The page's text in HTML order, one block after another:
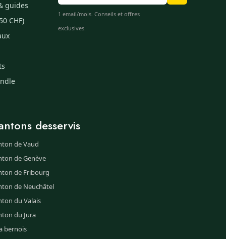
guides
CHF)
1 email/mois. Conseils et offres
exclusives.
desservis
de Vaud
de Genève
de Fribourg
de Neuchâtel
du Valais
du Jura
bernois